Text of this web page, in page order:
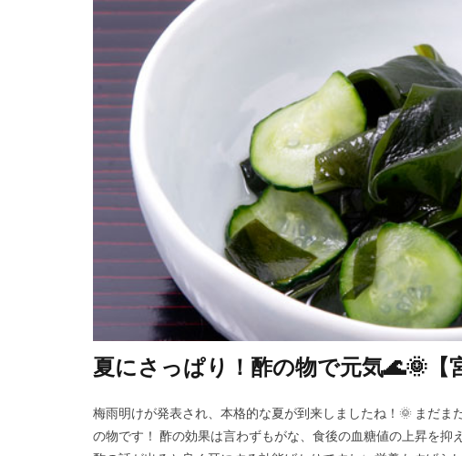
夏にさっぱり！酢の物で元気🌊🌞【
梅雨明けが発表され、本格的な夏が到来しましたね！🌞 まだ
の物です！ 酢の効果は言わずもがな、食後の血糖値の上昇を